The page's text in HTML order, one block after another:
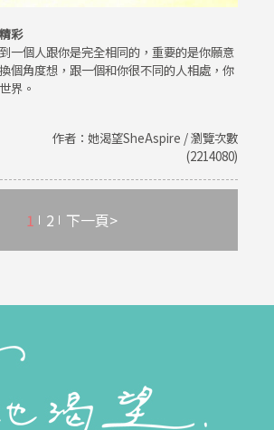
彩
一個人跟你是完全相同的，重要的是你願意
個角度想，跟一個和你很不同的人相處，你
界。
作者：她渴望SheAspire / 瀏覽次數
(2214080)
1 2 下一頁>